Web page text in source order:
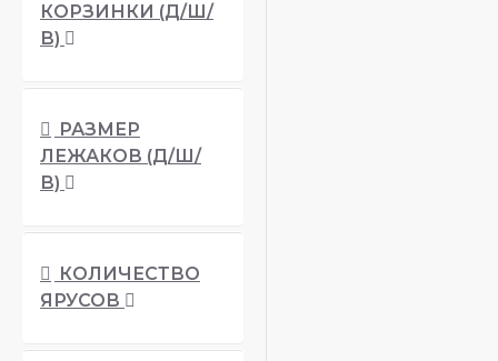
КОРЗИНКИ (Д/Ш/
В)
РАЗМЕР
ЛЕЖАКОВ (Д/Ш/
В)
КОЛИЧЕСТВО
ЯРУСОВ